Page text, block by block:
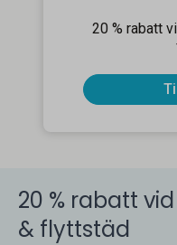
20 % rabatt
20 % rabatt
& flyttstäd